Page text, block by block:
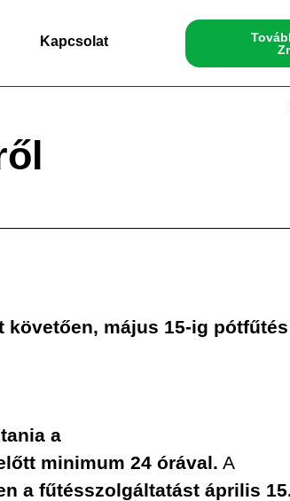
Kapcsolat
május 15-ig pótfűtés
a
minimum 24 órával. A
a fűtésszolgáltatást április